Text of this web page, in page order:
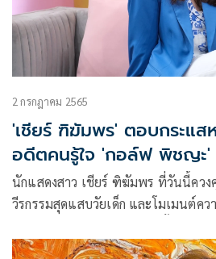
2 กรกฎาคม 2565
'เชียร์ ฑิฆัมพร' ตอบกระแส
อดีตคนรู้ใจ 'กอล์ฟ พิชญะ'
นักแสดงสาว เชียร์ ฑิฆัมพร ที่วันนี้คว
วีรกรรมสุดแสบวัยเด็ก และโมเมนต์ค
พิชญะ ที่ทำเอาแฟนคลับสงสัย และสงส